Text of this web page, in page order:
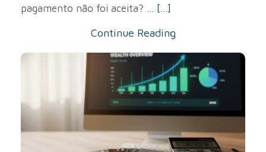
pagamento não foi aceita? ... [...]
Continue Reading